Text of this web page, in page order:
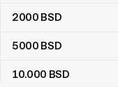
2000 BSD
5000 BSD
10.000 BSD